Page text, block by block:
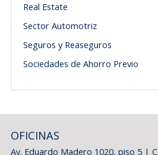
Real Estate
Sector Automotriz
Seguros y Reaseguros
Sociedades de Ahorro Previo
OFICINAS
Av. Eduardo Madero 1020, piso 5 |